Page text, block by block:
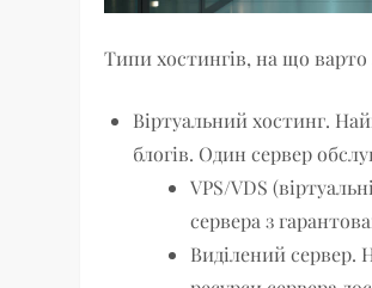
Типи хостингів, на що варто
Віртуальний хостинг.
блогів. Один сервер
VPS/VDS
сервера з
Виділений сервер.